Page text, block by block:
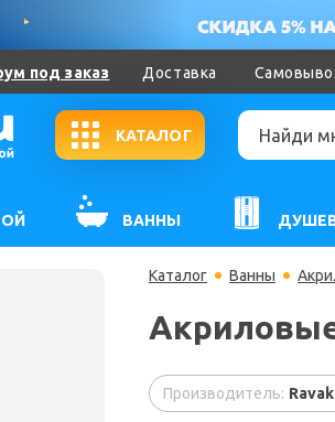
под заказ Доставка
КАТАЛОГ
ВАННЫ
Каталог Ванны
Производитель: Ravak